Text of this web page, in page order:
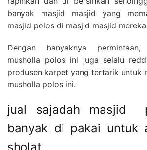
banyak masjid masjid yang
masjid polos di masjid masjid mereka.
Dengan banyaknya
musholla polos ini juga selalu
produsen karpet yang tertarik untuk
musholla polos ini.
jual sajadah masjid
banyak di pakai untuk
sholat